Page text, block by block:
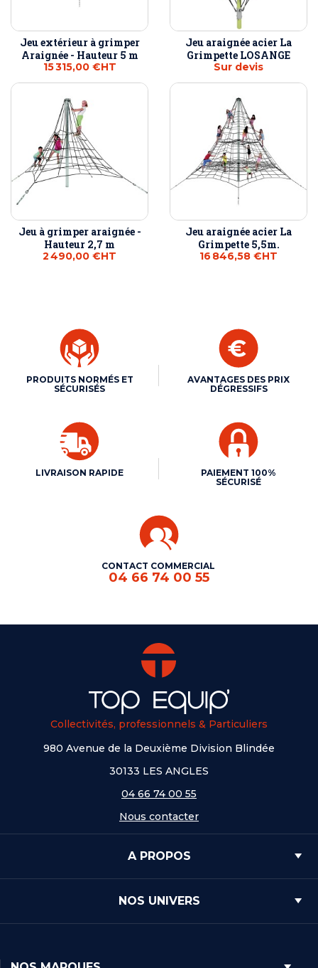
Jeu extérieur à grimper
Araignée - Hauteur 5 m
15 315,00 €HT
Jeu araignée acier La
Grimpette LOSANGE
Sur devis
Jeu à grimper araignée -
Hauteur 2,7 m
2 490,00 €HT
Jeu araignée acier La
Grimpette 5,5m.
16 846,58 €HT
PRODUITS NORMÉS ET
SÉCURISÉS
AVANTAGES DES PRIX
DÉGRESSIFS
LIVRAISON RAPIDE
PAIEMENT 100%
SÉCURISÉ
CONTACT COMMERCIAL
04 66 74 00 55
Collectivités, professionnels & Particuliers
980 Avenue de la Deuxième Division Blindée
30133 LES ANGLES
04 66 74 00 55
Nous contacter
A PROPOS
NOS UNIVERS